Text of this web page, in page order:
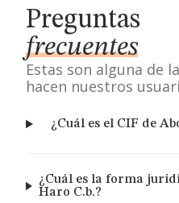
Preguntas
frecuentes
Estas son alguna de
hacen nuestros
¿Cuál es el CIF de
¿Cuál es la forma
Haro C.b.?